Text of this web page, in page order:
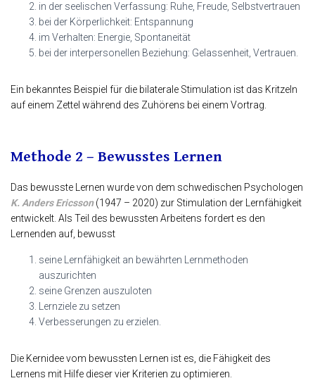
in der seelischen Verfassung: Ruhe, Freude, Selbstvertrauen
bei der Körperlichkeit: Entspannung
im Verhalten: Energie, Spontaneität
bei der interpersonellen Beziehung: Gelassenheit, Vertrauen.
Ein bekanntes Beispiel für die bilaterale Stimulation ist das Kritzeln
auf einem Zettel während des Zuhörens bei einem Vortrag.
Methode 2 – Bewusstes Lernen
Das bewusste Lernen wurde von dem schwedischen Psychologen
K. Anders Ericsson(1947 – 2020) zur Stimulation der Lernfähigkeit
entwickelt. Als Teil des bewussten Arbeitens fordert es den
Lernenden auf, bewusst
seine Lernfähigkeit an bewährten Lernmethoden
auszurichten
seine Grenzen auszuloten
Lernziele zu setzen
Verbesserungen zu erzielen.
Die Kernidee vom bewussten Lernen ist es, die Fähigkeit des
Lernens mit Hilfe dieser vier Kriterien zu optimieren.